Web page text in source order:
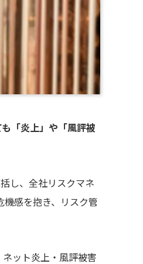
「炎上」や「風評被
し、全社リスクマネ
感を抱き、リスク管
ット炎上・風評被害